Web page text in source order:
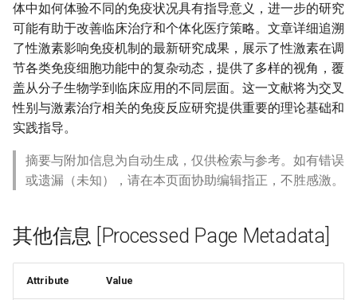
体中如何体验不同的免疫状况具有指导意义，进一步的研究
可能有助于改善临床治疗和个体化医疗策略。文章详细追溯
了性激素影响免疫机制的最新研究成果，展示了性激素在调
节各类免疫细胞功能中的复杂动态，提供了多样的视角，覆
盖从分子生物学到临床应用的不同层面。这一文献将为交叉
性别与激素治疗相关的免疫反应研究提供重要的理论基础和
实践指导。
摘要与附加信息为自动生成，仅供检索与参考。如有错误
或遗漏（未知），请在本页面协助编辑指正，不胜感激。
其他信息 [Processed Page Metadata]
Attribute Value